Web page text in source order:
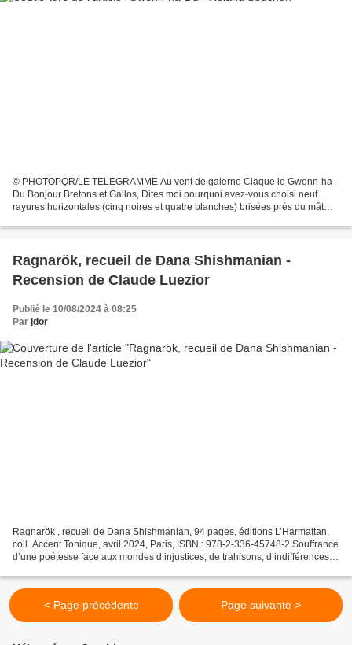
© PHOTOPQR/LE TELEGRAMME Au vent de galerne Claque le Gwenn-ha-
Du Bonjour Bretons et Gallos, Dites moi pourquoi avez-vous choisi neuf
rayures horizontales (cinq noires et quatre blanches) brisées près du mât
Ragnarök, recueil de Dana Shishmanian -
Recension de Claude Luezior
Publié le 10/08/2024 à 08:25
Par jdor
Ragnarök , recueil de Dana Shishmanian, 94 pages, éditions L’Harmattan,
coll. Accent Tonique, avril 2024, Paris, ISBN : 978-2-336-45748-2 Souffrance
d’une poétesse face aux mondes d’injustices, de trahisons, d’indifférences,
< Page précédente Page suivante >